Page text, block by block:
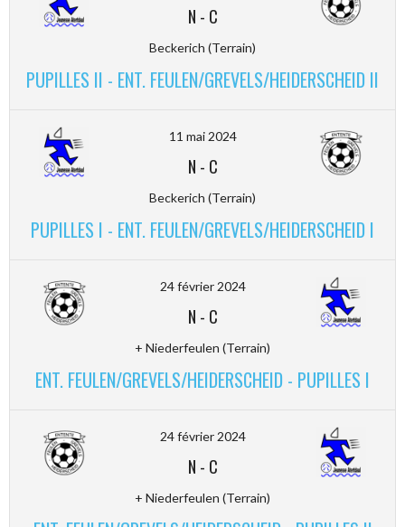
N - C
Beckerich (Terrain)
PUPILLES II - ENT. FEULEN/GREVELS/HEIDERSCHEID II
11 mai 2024
N - C
Beckerich (Terrain)
PUPILLES I - ENT. FEULEN/GREVELS/HEIDERSCHEID I
24 février 2024
N - C
+ Niederfeulen (Terrain)
ENT. FEULEN/GREVELS/HEIDERSCHEID - PUPILLES I
24 février 2024
N - C
+ Niederfeulen (Terrain)